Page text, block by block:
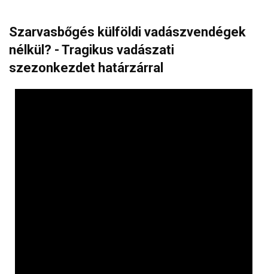
Szarvasbőgés külföldi vadászvendégek
nélkül? - Tragikus vadászati
szezonkezdet határzárral